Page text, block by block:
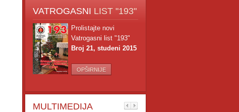
VATROGASNI LIST "193"
Prolistajte novi
Vatrogasni list "193"
Broj 21, studeni 2015
OPŠIRNIJE
MULTIMEDIJA